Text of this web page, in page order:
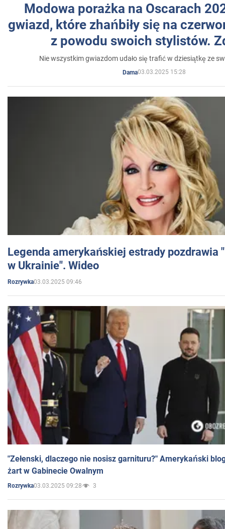
Modowa porażka na Oscarach
gwiazd, które zhańbiły się na
z powodu swoich stylistów.
Nie wszystkim gwiazdom udało się trafić w dziesiątkę ze
Dama03.03.2025 15:28
Legenda amerykańskiej estrady pozdrawia
w Ukrainie". Wideo
Rozrywka03.03.2025 09:46
"Zełenski, dlaczego nie nosisz garnituru?" Amerykański
żart w Gabinecie Owalnym
Rozrywka03.03.2025 09:28 3